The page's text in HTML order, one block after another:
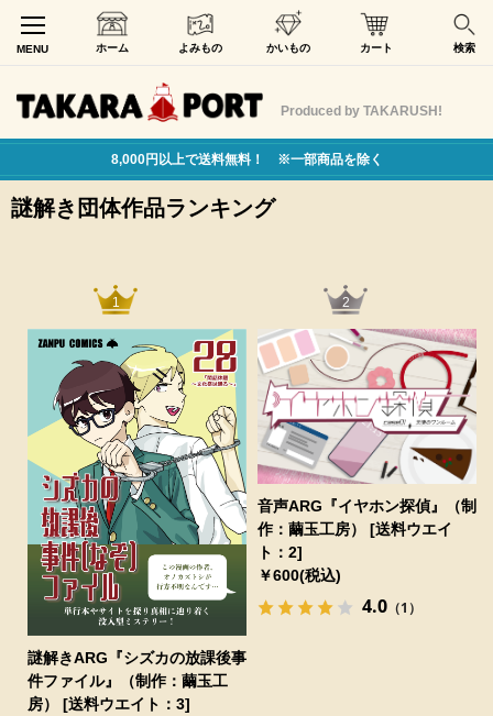
MENU ホーム よみもの かいもの カート 検索
Produced by TAKARUSH!
8,000円以上で送料無料！ ※一部商品を除く
謎解き団体作品ランキング
1
謎解きARG『シズカの放課後事
件ファイル』（制作：繭玉工
房） [送料ウエイト：3]
2
音声ARG『イヤホン探偵』（制
作：繭玉工房） [送料ウエイ
ト：2]
￥600(税込)
4.0 （1）